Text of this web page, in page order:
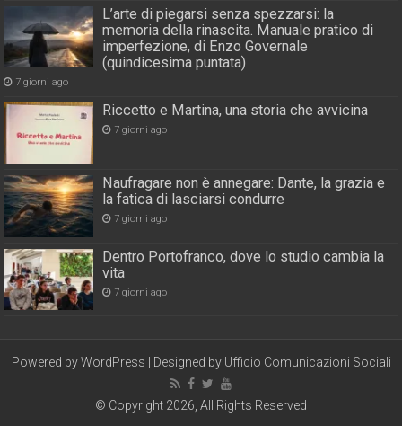
L’arte di piegarsi senza spezzarsi: la
memoria della rinascita. Manuale pratico di
imperfezione, di Enzo Governale
(quindicesima puntata)
7 giorni ago
Riccetto e Martina, una storia che avvicina
7 giorni ago
Naufragare non è annegare: Dante, la grazia e
la fatica di lasciarsi condurre
7 giorni ago
Dentro Portofranco, dove lo studio cambia la
vita
7 giorni ago
Powered byWordPress | Designed by Ufficio Comunicazioni Sociali
© Copyright 2026, All Rights Reserved